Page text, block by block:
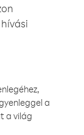
a
a világ